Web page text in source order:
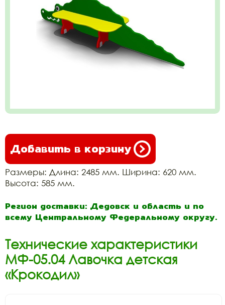
Добавить в корзину
Размеры: Длина: 2485 мм. Ширина: 620 мм.
Высота: 585 мм.
Регион доставки: Дедовск и область и по
всему Центральному Федеральному округу.
Технические характеристики
МФ-05.04 Лавочка детская
«Крокодил»